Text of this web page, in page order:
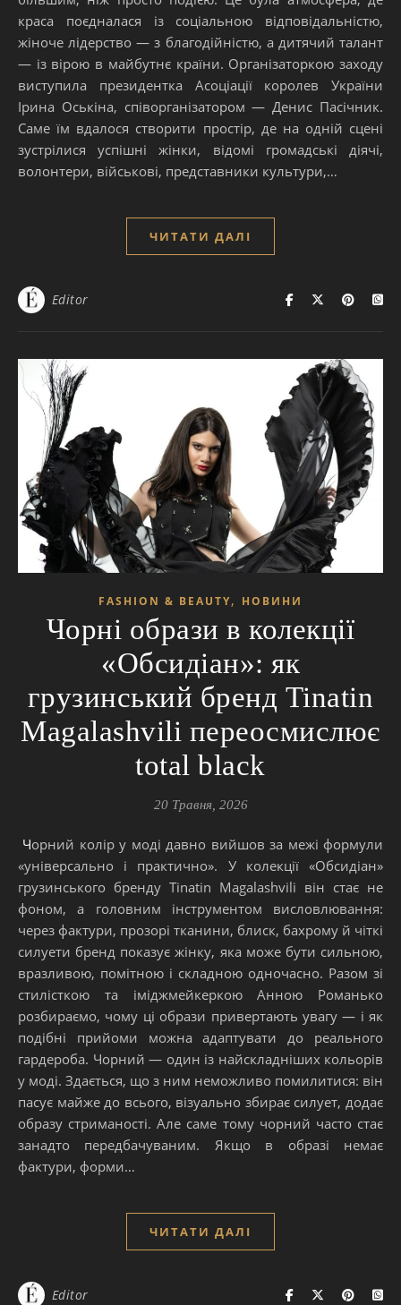
краса поєдналася із соціальною відповідальністю,
жіноче лідерство — з благодійністю, а дитячий талант
— із вірою в майбутнє країни. Організаторкою заходу
виступила президентка Асоціації королев України
Ірина Оськіна, співорганізатором — Денис Пасічник.
Саме їм вдалося створити простір, де на одній сцені
зустрілися успішні жінки, відомі громадські діячі,
волонтери, військові, представники культури,…
ЧИТАТИ ДАЛІ
Editor
FASHION & BEAUTY, НОВИНИ
Чорні образи в колекції
«Обсидіан»: як
грузинський бренд Tinatin
Magalashvili переосмислює
total black
20 Травня, 2026
Чорний колір у моді давно вийшов за межі формули
«універсально і практично». У колекції «Обсидіан»
грузинського бренду Tinatin Magalashvili він стає не
фоном, а головним інструментом висловлювання:
через фактури, прозорі тканини, блиск, бахрому й чіткі
силуети бренд показує жінку, яка може бути сильною,
вразливою, помітною і складною одночасно. Разом зі
стилісткою та іміджмейкеркою Анною Романько
розбираємо, чому ці образи привертають увагу — і як
подібні прийоми можна адаптувати до реального
гардероба. Чорний — один із найскладніших кольорів
у моді. Здається, що з ним неможливо помилитися: він
пасує майже до всього, візуально збирає силует, додає
образу стриманості. Але саме тому чорний часто стає
занадто передбачуваним. Якщо в образі немає
фактури, форми…
ЧИТАТИ ДАЛІ
Editor